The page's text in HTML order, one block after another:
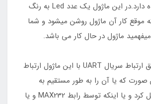
انگشت را بر عهده دارد.در این ماژول یک عدد Led به رنگ
موقع کار آن ماژول روشن میشود و شما
میفهمید ماژول در حال کار می باشد.
می توان از طریق ارتباط سریال UART با این ماژول ارتباط
صورت که یا آن را به طور مستقیم به
میکروکنترلر متصل کرد و یا اینکه توسط رابط MAX232 و یا